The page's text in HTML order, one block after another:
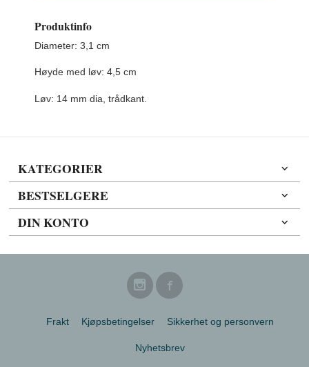
Produktinfo
Diameter: 3,1 cm
Høyde med løv: 4,5 cm
Løv: 14 mm dia, trådkant.
KATEGORIER
BESTSELGERE
DIN KONTO
Frakt Kjøpsbetingelser Sikkerhet og personvern
Nyhetsbrev